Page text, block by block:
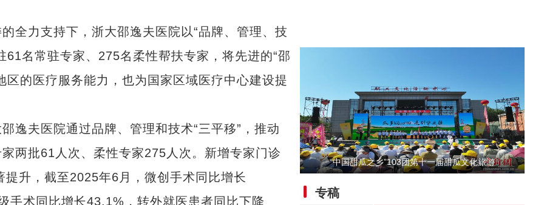
力支持下，浙大邵逸夫医院以“品牌、管理、技
名常驻专家、275名柔性帮扶专家，将先进的“邵
的医疗服务能力，也为国家区域医疗中心建设提
夫医院通过品牌、管理和技术“三平移”，推动
两批61人次、柔性专家275人次。新增专家门诊
升，截至2025年6月，微创手术同比增长
手术同比增长43.1%，转外就医患者同比下降
新疆阿拉尔市的天山牧场迎来最美季节
“中国甜瓜之乡”103团第十一届甜瓜文化旅游
专稿